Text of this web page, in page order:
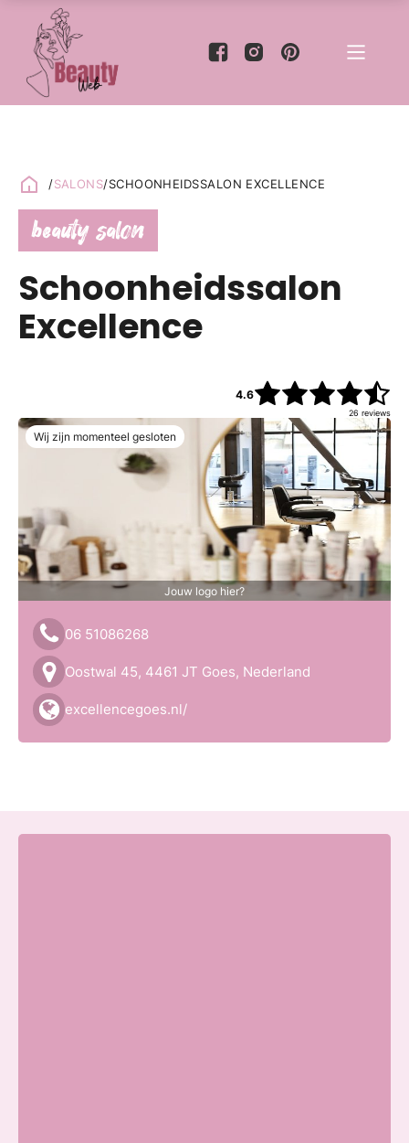
/SALONS/SCHOONHEIDSSALON EXCELLENCE
Jouw logo hier?
Wij zijn momenteel gesloten
06 51086268
Oostwal 45, 4461 JT Goes, Nederland
excellencegoes.nl/
beauty salon
Schoonheidssalon
Excellence
4.6
26 reviews